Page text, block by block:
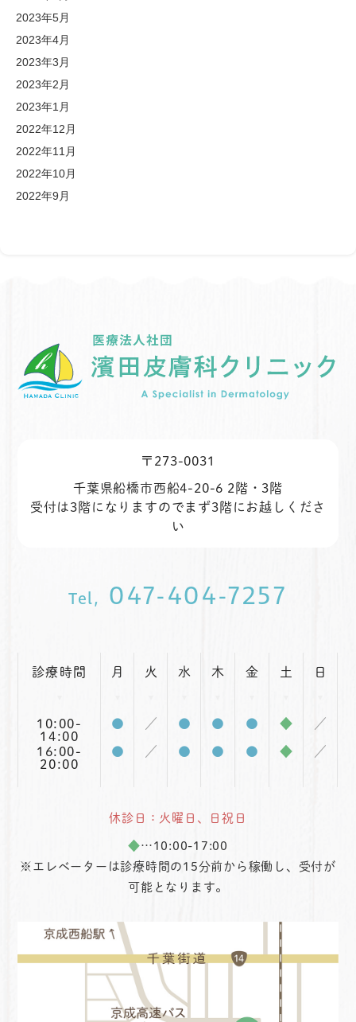
2023年5月
2023年4月
2023年3月
2023年2月
2023年1月
2022年12月
2022年11月
2022年10月
2022年9月
〒273-0031
千葉県船橋市西船4-20-6 2階・3階
受付は3階になりますのでまず3階にお越しくださ
い
Tel, 047-404-7257
診療時間 月 火 水 木 金 土 日
10:00-
14:00
● ／ ● ● ● ◆ ／
16:00-
20:00
● ／ ● ● ● ◆ ／
休診日：火曜日、日祝日
◆…10:00-17:00
※エレベーターは診療時間の15分前から稼働し、受付が
可能となります。